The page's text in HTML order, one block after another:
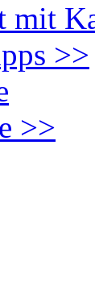
mit
>>
>>